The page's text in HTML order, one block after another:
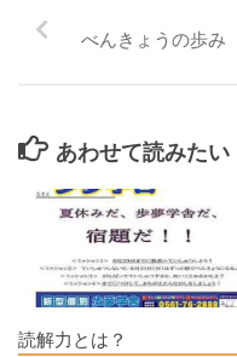
べんきょうの歩み
あわせて読みたい
読解力とは？